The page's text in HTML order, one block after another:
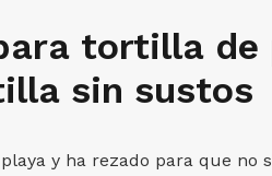
tortilla
sin sustos
y ha rezado para que no